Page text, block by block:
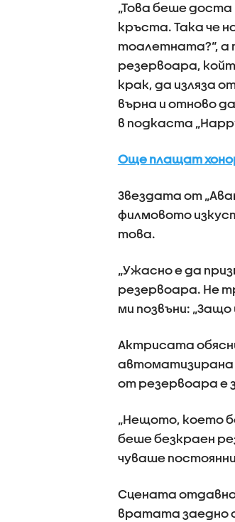
„Това беше
кръста. Така че
тоалетната?“, а
резервоара,
крак, да изляза
върна и отново
в подкаста
Още плащат
Звездата от
филмовото
това.
„Ужасно е да
резервоара. Не
ми позвъни:
Актрисата
автоматизирана
от резервоара е
„Нещото, което
беше безкраен
чуваше
Сцената
вратата заедно